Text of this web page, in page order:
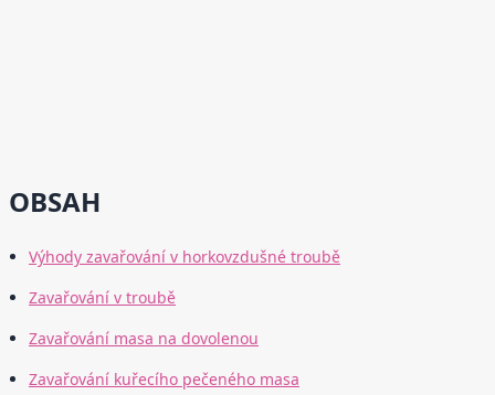
OBSAH
Výhody zavařování v horkovzdušné troubě
Zavařování v troubě
Zavařování masa na dovolenou
Zavařování kuřecího pečeného masa